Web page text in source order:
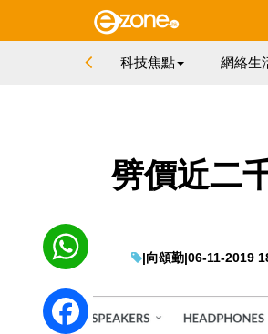
科技焦點 網絡生
劈價近二
|向頌勤|06-11-2019
WhatsApp